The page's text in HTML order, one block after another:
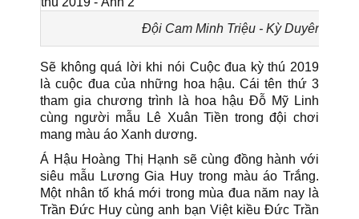
Đội Cam Minh Triệu - Kỳ Duyên.
Sẽ không quá lời khi nói Cuộc đua kỳ thú 2019
là cuộc đua của những hoa hậu. Cái tên thứ 3
tham gia chương trình là hoa hậu Đỗ Mỹ Linh
cùng người mẫu Lê Xuân Tiền trong đội chơi
mang màu áo Xanh dương.
Á Hậu Hoàng Thị Hạnh sẽ cùng đồng hành với
siêu mẫu Lương Gia Huy trong màu áo Trắng.
Một nhân tố khá mới trong mùa đua năm nay là
Trần Đức Huy cùng anh bạn Việt kiều Đức Trần